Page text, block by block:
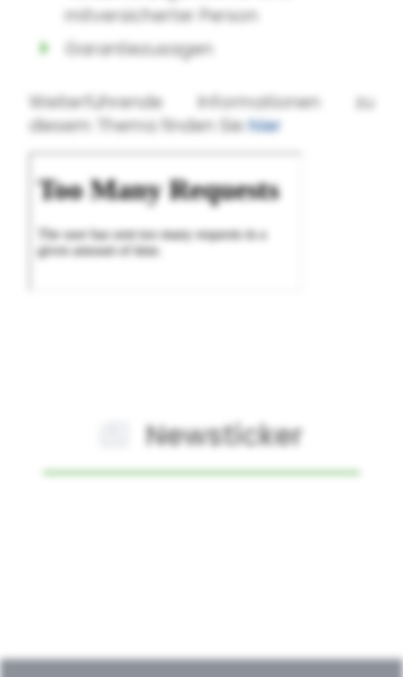
mitversicherter Person
Garantiezusagen
Weiterführende Informationen zu
diesem Thema finden Siehier
Newsticker